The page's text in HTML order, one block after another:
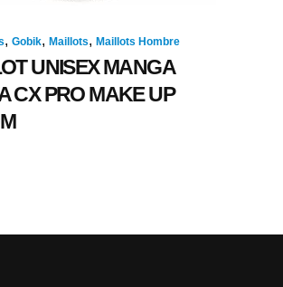
, Gobik, Maillots, Maillots Hombre
UNISEX MANGA
CX PRO MAKE UP